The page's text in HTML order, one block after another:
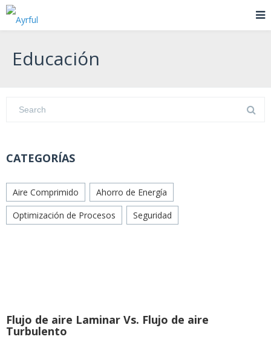
Educación
CATEGORÍAS
Aire Comprimido
Ahorro de Energía
Optimización de Procesos
Seguridad
Flujo de aire Laminar Vs. Flujo de aire
Turbulento